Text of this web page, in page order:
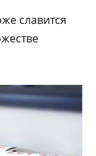
славится